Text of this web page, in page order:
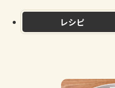
レシピ